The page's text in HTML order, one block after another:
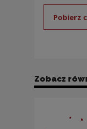
Pobierz
Zobacz